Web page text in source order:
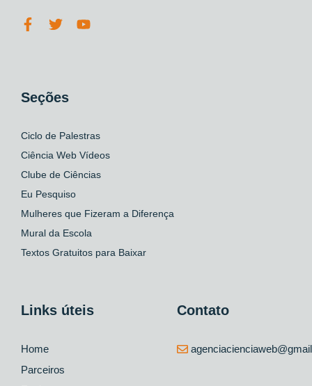
Seções
Ciclo de Palestras
Ciência Web Vídeos
Clube de Ciências
Eu Pesquiso
Mulheres que Fizeram a Diferença
Mural da Escola
Textos Gratuitos para Baixar
Links úteis
Home
Parceiros
Contato